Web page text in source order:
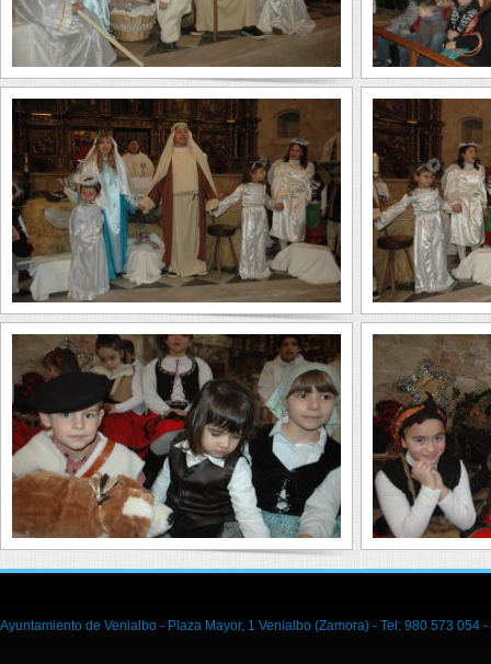
Ayuntamiento de Venialbo - Plaza Mayor, 1 Venialbo (Zamora) - Tel: 980 573 054 -